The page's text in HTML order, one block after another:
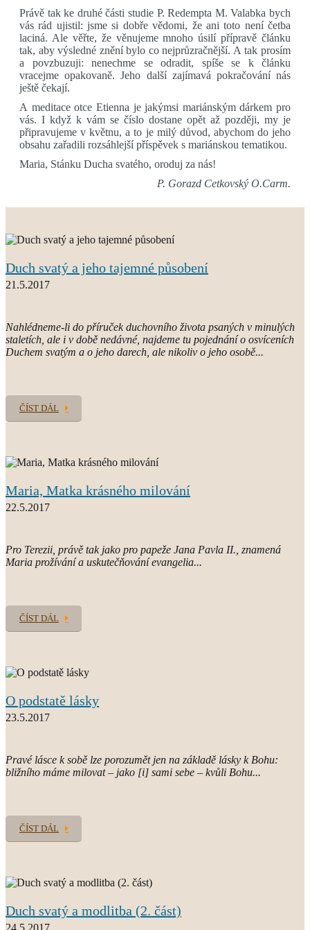
Právě tak ke druhé části studie P. Redempta M. Valabka bych
vás rád ujistil: jsme si dobře vědomi, že ani toto není četba
laciná. Ale věřte, že věnujeme mnoho úsilí přípravě článku
tak, aby výsledné znění bylo co nejprůzračnější. A tak prosím
a povzbuzuji: nenechme se odradit, spíše se k článku
vracejme opakovaně. Jeho další zajímavá pokračování nás
ještě čekají.
A meditace otce Etienna je jakýmsi mariánským dárkem pro
vás. I když k vám se číslo dostane opět až později, my je
připravujeme v květnu, a to je milý důvod, abychom do jeho
obsahu zařadili rozsáhlejší příspěvek s mariánskou tematikou.
Maria, Stánku Ducha svatého, oroduj za nás!
P. Gorazd Cetkovský O.Carm.
Duch svatý a jeho tajemné působení
21.5.2017
Nahlédneme-li do příruček duchovního života psaných v minulých
staletích, ale i v době nedávné, najdeme tu pojednání o osvíceních
Duchem svatým a o jeho darech, ale nikoliv o jeho osobě...
ČÍST DÁL
Maria, Matka krásného milování
22.5.2017
Pro Terezii, právě tak jako pro papeže Jana Pavla II., znamená
Maria prožívání a uskutečňování evangelia...
ČÍST DÁL
O podstatě lásky
23.5.2017
Pravé lásce k sobě lze porozumět jen na základě lásky k Bohu:
bližního máme milovat – jako [i] sami sebe – kvůli Bohu...
ČÍST DÁL
Duch svatý a modlitba (2. část)
24.5.2017